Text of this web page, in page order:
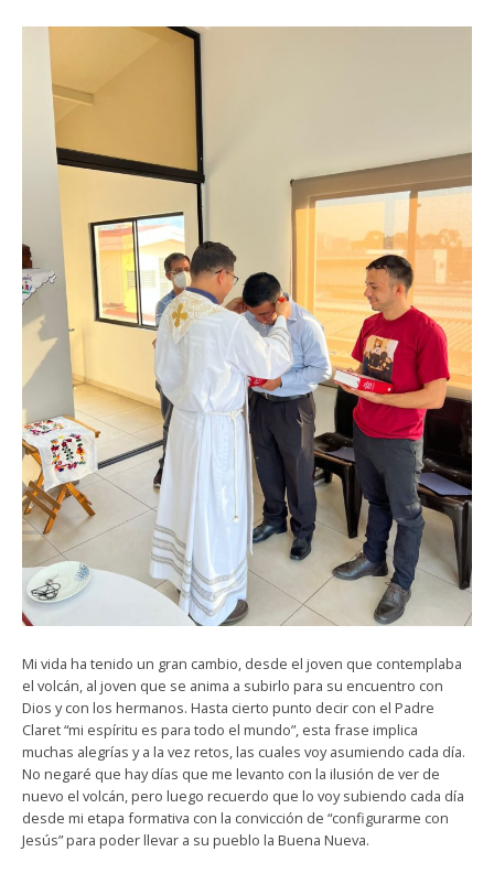
Mi vida ha tenido un gran cambio, desde el joven que contemplaba
el volcán, al joven que se anima a subirlo para su encuentro con
Dios y con los hermanos. Hasta cierto punto decir con el Padre
Claret “mi espíritu es para todo el mundo”, esta frase implica
muchas alegrías y a la vez retos, las cuales voy asumiendo cada día.
No negaré que hay días que me levanto con la ilusión de ver de
nuevo el volcán, pero luego recuerdo que lo voy subiendo cada día
desde mi etapa formativa con la convicción de “configurarme con
Jesús” para poder llevar a su pueblo la Buena Nueva.